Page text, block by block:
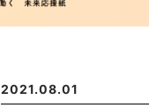
2021.08.01